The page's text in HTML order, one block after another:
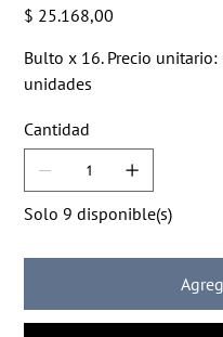
Precio
$ 25.168,00
Bulto x 16. Precio
unidades
Cantidad
Solo 9 disponible(s)